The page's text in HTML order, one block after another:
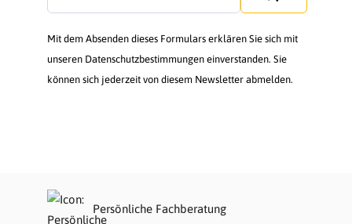
Mit dem Absenden dieses Formulars erklären Sie sich mit
unseren Datenschutzbestimmungen einverstanden. Sie
können sich jederzeit von diesem Newsletter abmelden.
Persönliche Fachberatung